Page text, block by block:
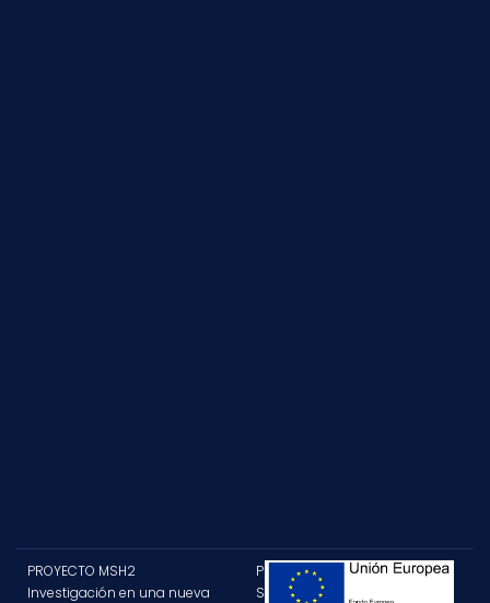
PROYECTO MSH2
Investigación en una nueva
PROYECTO
SUBVENCIONADO